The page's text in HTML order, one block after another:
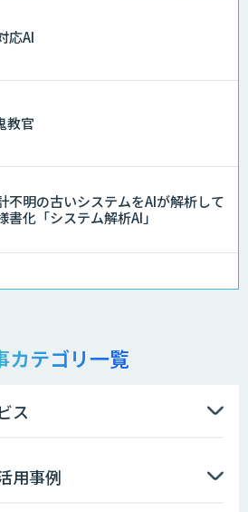
応AI
教官
不明の古いシステムをAIが解析して
書化「システム解析AI」
チェキ
グ研修）
カテゴリ一覧
ス
用事例